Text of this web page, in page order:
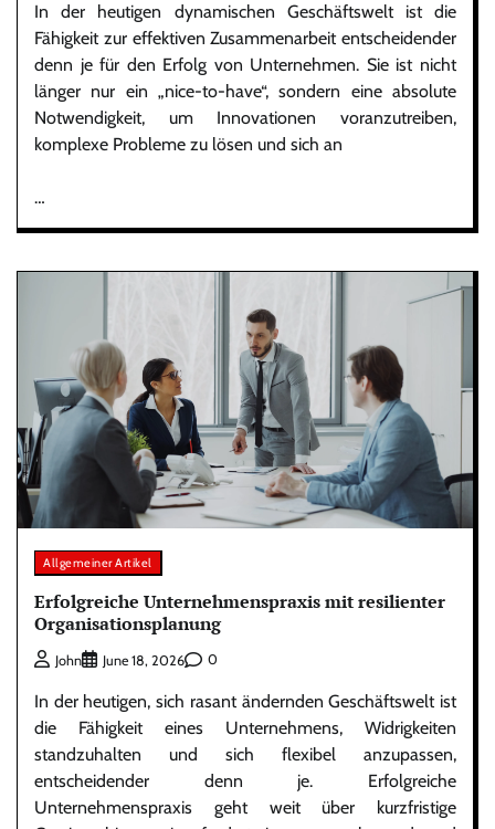
In der heutigen dynamischen Geschäftswelt ist die
Fähigkeit zur effektiven Zusammenarbeit entscheidender
denn je für den Erfolg von Unternehmen. Sie ist nicht
länger nur ein „nice-to-have“, sondern eine absolute
Notwendigkeit, um Innovationen voranzutreiben,
komplexe Probleme zu lösen und sich an
…
Allgemeiner Artikel
Erfolgreiche Unternehmenspraxis mit resilienter
Organisationsplanung
John June 18, 2026 0
In der heutigen, sich rasant ändernden Geschäftswelt ist
die Fähigkeit eines Unternehmens, Widrigkeiten
standzuhalten und sich flexibel anzupassen,
entscheidender denn je. Erfolgreiche
Unternehmenspraxis geht weit über kurzfristige